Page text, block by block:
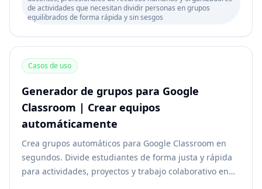
de actividades que necesitan dividir personas en grupos
equilibrados de forma rápida y sin sesgos
Casos de uso
Generador de grupos para Google
Classroom | Crear equipos
automáticamente
Crea grupos automáticos para Google Classroom en
segundos. Divide estudiantes de forma justa y rápida
para actividades, proyectos y trabajo colaborativo en